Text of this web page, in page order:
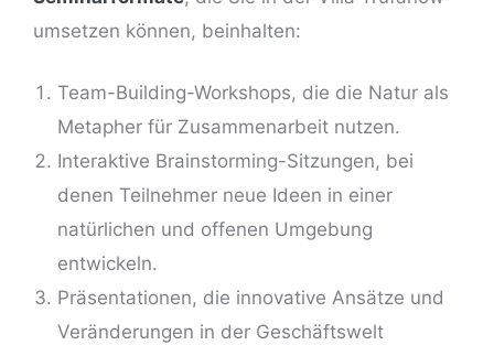
umsetzen können, beinhalten:
Team-Building-Workshops, die die Natur als
Metapher für Zusammenarbeit nutzen.
Interaktive Brainstorming-Sitzungen, bei
denen Teilnehmer neue Ideen in einer
natürlichen und offenen Umgebung
entwickeln.
Präsentationen, die innovative Ansätze und
Veränderungen in der Geschäftswelt